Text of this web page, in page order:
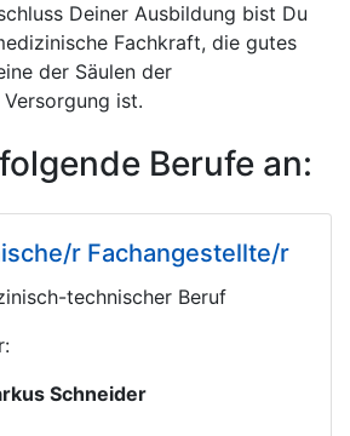
Deiner Ausbildung bist Du
Fachkraft, die gutes
der Säulen der
ist.
Berufe an:
r Fachangestellte/r
technischer Beruf
Schneider